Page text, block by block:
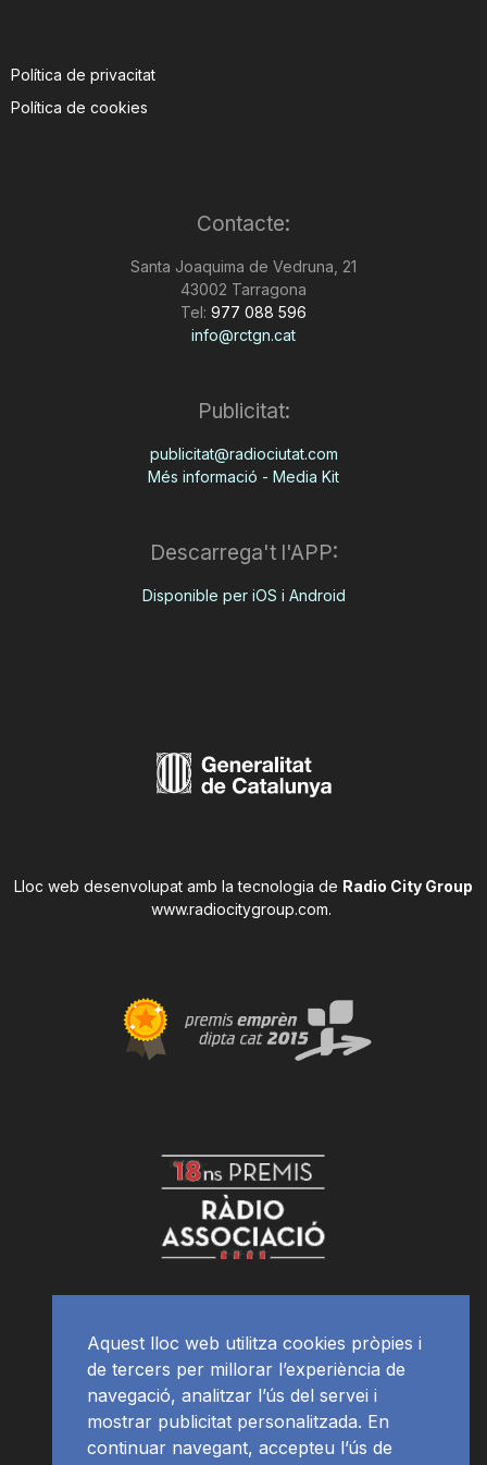
Política de privacitat
Política de cookies
Contacte:
Santa Joaquima de Vedruna, 21
43002 Tarragona
Tel: 977 088 596
info@rctgn.cat
Publicitat:
publicitat@radiociutat.com
Més informació - Media Kit
Descarrega't l'APP:
Disponible per iOS i Android
Lloc web desenvolupat amb la tecnologia de Radio City Group
www.radiocitygroup.com.
Aquest lloc web utilitza cookies pròpies i
de tercers per millorar l’experiència de
navegació, analitzar l’ús del servei i
mostrar publicitat personalitzada. En
continuar navegant, accepteu l’ús de